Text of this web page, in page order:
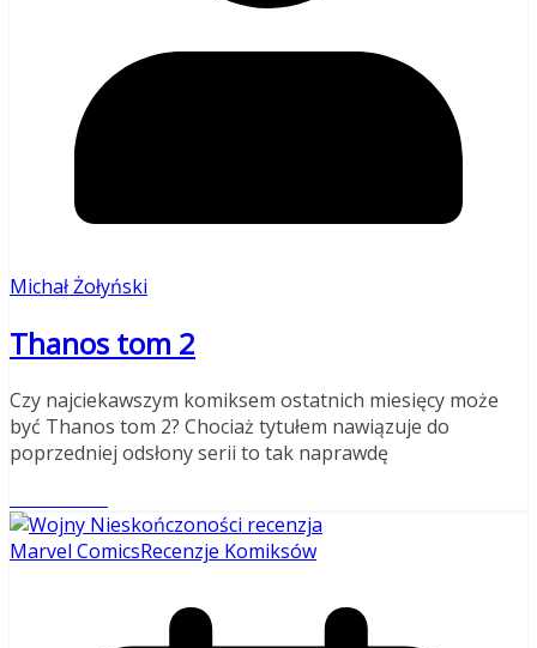
Michał Żołyński
Thanos tom 2
Czy najciekawszym komiksem ostatnich miesięcy może
być Thanos tom 2? Chociaż tytułem nawiązuje do
poprzedniej odsłony serii to tak naprawdę
Marvel ComicsRecenzje Komiksów